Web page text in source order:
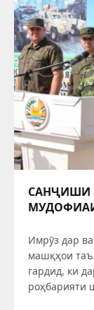
САНҶИШИ
Имрӯз дар
машқҳои
гардид, ки
роҳбарияти